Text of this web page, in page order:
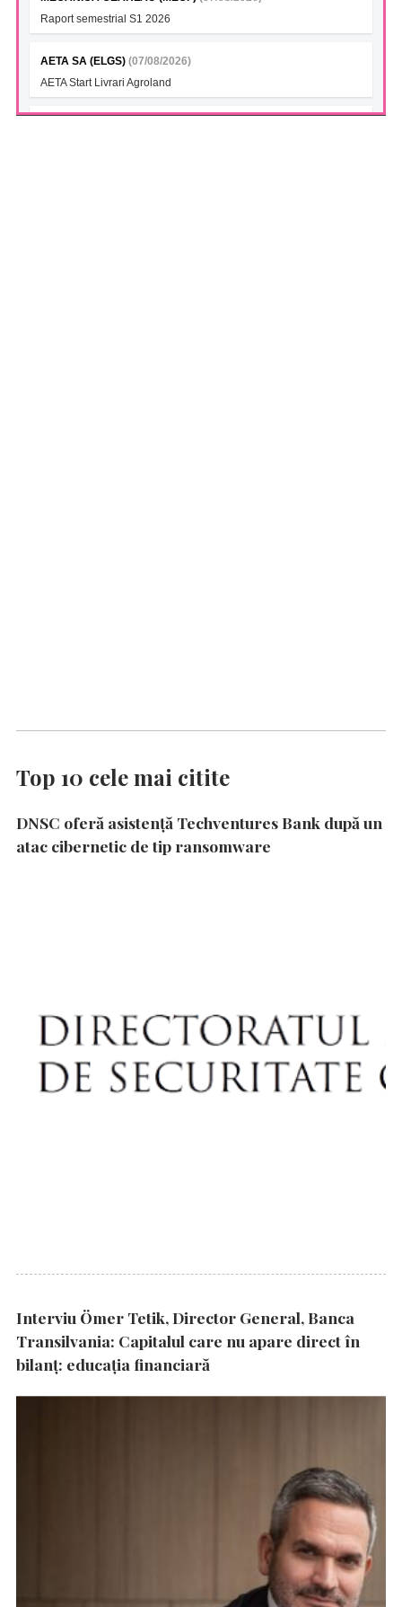
Raport semestrial S1 2026
AETA SA (ELGS) (07/08/2026)
AETA Start Livrari Agroland
Top 10 cele mai citite
DNSC oferă asistență Techventures Bank după un
atac cibernetic de tip ransomware
Interviu Ömer Tetik, Director General, Banca
Transilvania: Capitalul care nu apare direct în
bilanț: educația financiară